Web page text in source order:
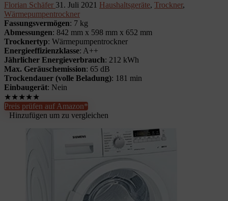
Florian Schäfer 31. Juli 2021 Haushaltsgeräte, Trockner,
Wärmepumpentrockner
Fassungsvermögen: 7 kg
Abmessungen: 842 mm x 598 mm x 652 mm
Trocknertyp: Wärmepumpentrockner
Energieeffizienzklasse: A++
Jährlicher Energieverbrauch: 212 kWh
Max. Geräuschemission: 65 dB
Trockendauer (volle Beladung): 181 min
Einbaugerät: Nein
★★★★★
Preis prüfen auf Amazon*
Hinzufügen um zu vergleichen